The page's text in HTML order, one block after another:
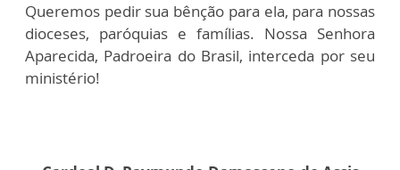
Queremos pedir sua bênção para ela, para nossas
dioceses, paróquias e famílias. Nossa Senhora
Aparecida, Padroeira do Brasil, interceda por seu
ministério!